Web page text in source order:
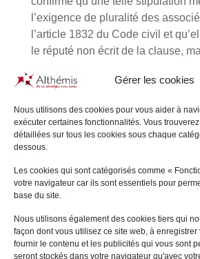
Gérer les cookies
Nous utilisons des cookies pour vous aider à
exécuter certaines fonctionnalités. Vous
détaillées sur tous les cookies sous chaque
dessous.
Les cookies qui sont catégorisés comme «
votre navigateur car ils sont essentiels pour
base du site.
Nous utilisons également des cookies tiers qui
façon dont vous utilisez ce site web, à
fournir le contenu et les publicités qui vous sont
seront stockés dans votre navigateur qu'avec
l’exigence de pluralité des
l’article 1832 du Code civil et
le réputé non écrit de la clause,
une analyse de cette décision et
implications théoriques et
article publié dans la revue Droit &
Télécharger